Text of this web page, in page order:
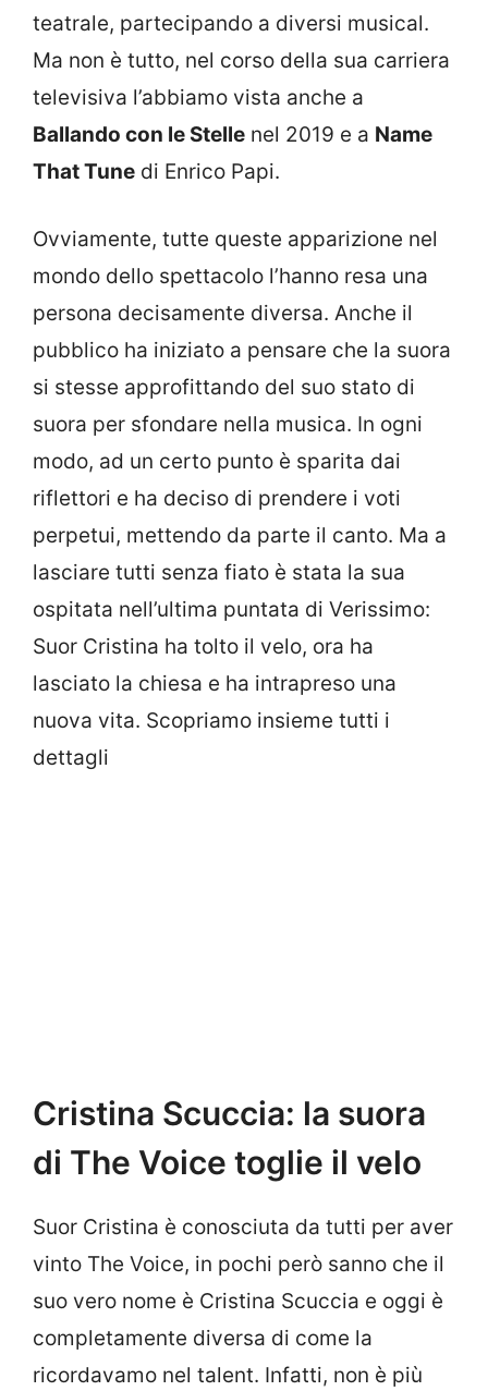
teatrale, partecipando a diversi musical.
Ma non è tutto, nel corso della sua carriera
televisiva l’abbiamo vista anche a
Ballando con le Stelle nel 2019 e a Name
That Tune di Enrico Papi.
Ovviamente, tutte queste apparizione nel
mondo dello spettacolo l’hanno resa una
persona decisamente diversa. Anche il
pubblico ha iniziato a pensare che la suora
si stesse approfittando del suo stato di
suora per sfondare nella musica. In ogni
modo, ad un certo punto è sparita dai
riflettori e ha deciso di prendere i voti
perpetui, mettendo da parte il canto. Ma a
lasciare tutti senza fiato è stata la sua
ospitata nell’ultima puntata di Verissimo:
Suor Cristina ha tolto il velo, ora ha
lasciato la chiesa e ha intrapreso una
nuova vita. Scopriamo insieme tutti i
dettagli
Cristina Scuccia: la suora
di The Voice toglie il velo
Suor Cristina è conosciuta da tutti per aver
vinto The Voice, in pochi però sanno che il
suo vero nome è Cristina Scuccia e oggi è
completamente diversa di come la
ricordavamo nel talent. Infatti, non è più